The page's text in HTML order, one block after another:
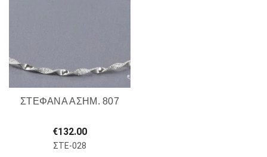
ΣΤΕΦΑΝΑ ΑΣΗΜ. 807
€132.00
ΣΤΕ-028